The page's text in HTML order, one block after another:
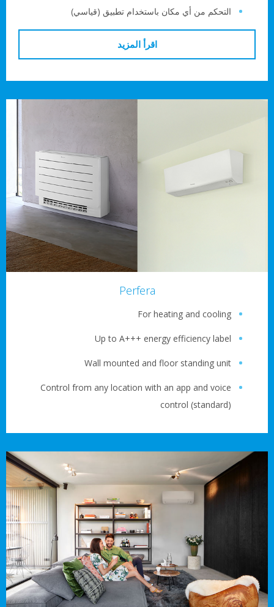
من أي مكان باستخدام تطبيق (قياسي)
For heating and
Up to A+++ energy efficiency
Wall mounted and floor standing
Control from any location with an app and
control